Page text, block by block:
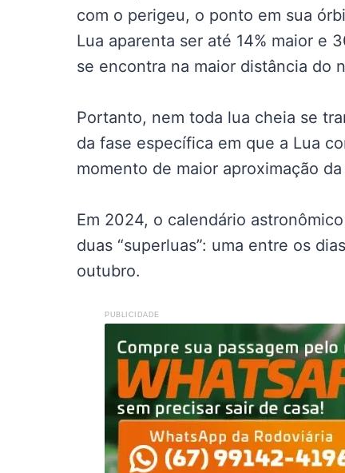
com o perigeu, o ponto em sua
Lua aparenta ser até 14% maior e
se encontra na maior distância do
Portanto, nem toda lua cheia se
da fase específica em que a Lua
momento de maior aproximação da
Em 2024, o calendário
duas “superluas”: uma entre os
outubro.
PUBLICIDADE